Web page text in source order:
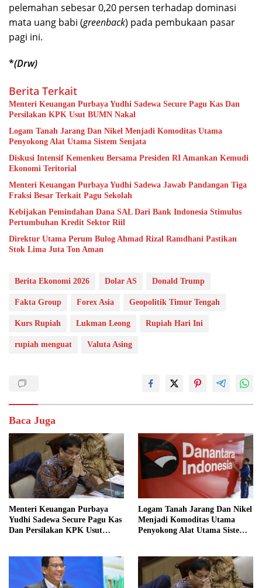
pelemahan sebesar 0,20 persen terhadap dominasi
mata uang babi (greenback) pada pembukaan pasar
pagi ini.
*(Drw)
Berita Terkait
Menteri Keuangan Purbaya Yudhi Sadewa Secure Pagu Kas Dan
Persilakan KPK Usut BUMN Nakal
Logam Tanah Jarang Dan Nikel Menjadi Komoditas Utama
Penyokong Alat Utama Sistem Senjata
Diskusi Intensif Kemenkeu Bersama Presiden RI Amankan Kemudi
Ekonomi Teritorial
Menteri Keuangan Purbaya Yudhi Sadewa Jawab Pandangan Tiga
Fraksi Besar Terkait Pagu Sekolah
Kebijakan Pemindahan Dana SAL Dari Bank Indonesia Stimulus
Pertumbuhan Kredit Sektor Riil
Direktur Utama Perum Bulog Ahmad Rizal Ramdhani Pastikan
Stok Lima Juta Ton Aman
Berita Ekonomi 2026 Dolar AS Donald Trump
Fakta Group Forex Asia Geopolitik Timur Tengah
Kurs Rupiah Lukman Leong Rupiah Hari Ini
rupiah menguat Valuta Asing
Baca Juga
Menteri Keuangan Purbaya
Yudhi Sadewa Secure Pagu Kas
Dan Persilakan KPK Usut
Logam Tanah Jarang Dan Nikel
Menjadi Komoditas Utama
Penyokong Alat Utama Sistem